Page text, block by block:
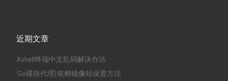
近期文章
Xshell终端中文乱码解决办法
Go模块代理|依赖镜像站设置方法